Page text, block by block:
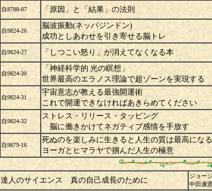
自8788-07 「原因」と「結果」の法則
自9824-26
脳波振動(ネッパジンドン)
成功としあわせを引き寄せる脳トレ
自9824-27 「しつこい怒り」が消えてなくなる本
自9824-30
「神経科学的 光の瞑想」
世界最高のエラノス理論で超ゾーンを実現する
自9824-31
宇宙意志が教える最強開運術
これで開運できなければあきらめてください
自9824-32
ストレス・リリース・タッピング
脳に働きかけてネガティブ感情を手放す
自9879-16
死ぬのを楽しみに生きると人生の質は最高にな
ヨーガとヒマラヤで掴んだ人生の極意
達人のサイエンス 真の自己成長のために
ジョー
中田康